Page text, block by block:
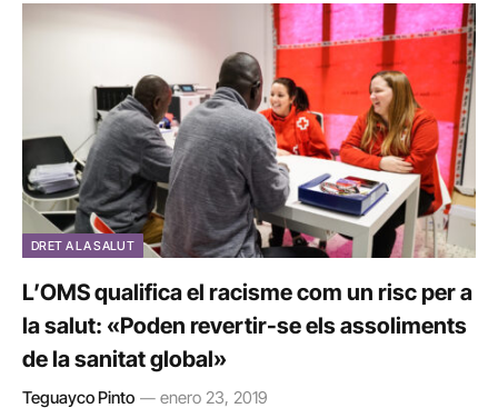
DRET A LA SALUT
L’OMS qualifica el racisme com un risc per a
la salut: «Poden revertir-se els assoliments
de la sanitat global»
Teguayco Pinto enero 23, 2019